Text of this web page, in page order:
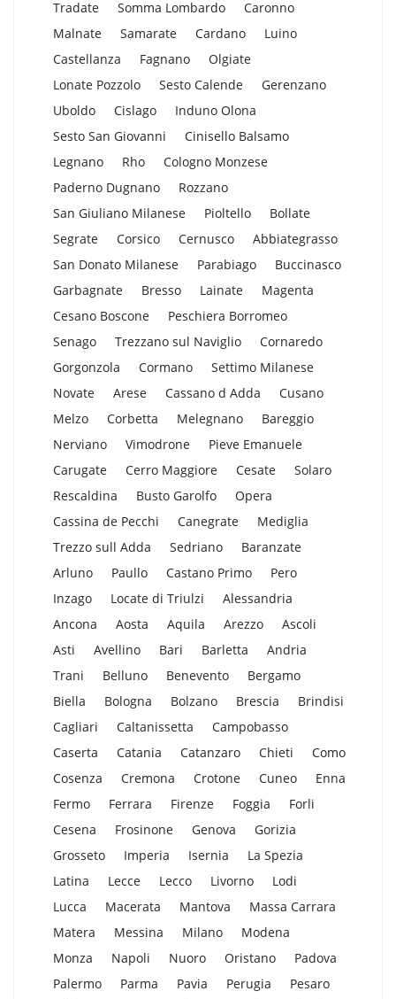
Tradate
Somma Lombardo
Caronno
Malnate
Samarate Cardano
Luino
Castellanza
Fagnano
Olgiate
Lonate Pozzolo
Sesto Calende
Gerenzano
Uboldo
Cislago
Induno Olona
Sesto San Giovanni
Cinisello Balsamo
Legnano
Rho
Cologno Monzese
Paderno Dugnano
Rozzano
San Giuliano Milanese
Pioltello
Bollate
Segrate
Corsico Cernusco
Abbiategrasso
San Donato Milanese
Parabiago
Buccinasco
Garbagnate
Bresso Lainate
Magenta
Cesano Boscone
Peschiera Borromeo
Senago
Trezzano sul Naviglio
Cornaredo
Gorgonzola
Cormano
Settimo Milanese
Novate
Arese Cassano d Adda
Cusano
Melzo
Corbetta Melegnano
Bareggio
Nerviano
Vimodrone
Pieve Emanuele
Carugate
Cerro Maggiore Cesate
Solaro
Rescaldina
Busto Garolfo
Opera
Cassina de Pecchi
Canegrate
Mediglia
Trezzo sull Adda
Sedriano
Baranzate
Arluno
Paullo Castano Primo
Pero
Inzago
Locate di Triulzi
Alessandria
Ancona
Aosta Aquila Arezzo
Ascoli
Asti
Avellino Bari Barletta
Andria
Trani
Belluno Benevento
Bergamo
Biella
Bologna Bolzano Brescia
Brindisi
Cagliari
Caltanissetta
Campobasso
Caserta
Catania Catanzaro Chieti
Como
Cosenza
Cremona Crotone Cuneo
Enna
Fermo
Ferrara Firenze Foggia
Forli
Cesena
Frosinone Genova
Gorizia
Grosseto
Imperia Isernia
La Spezia
Latina
Lecce Lecco Livorno
Lodi
Lucca
Macerata Mantova
Massa Carrara
Matera
Messina Milano
Modena
Monza
Napoli Nuoro Oristano
Padova
Palermo
Parma Pavia Perugia
Pesaro